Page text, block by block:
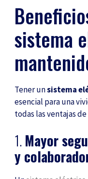
sistema
Tener unsistema
esencial para una
todas las ventajas
1. Mayor
y